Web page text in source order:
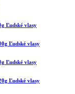
Ľudské vlasy
Ľudské vlasy
Ľudské vlasy
Ľudské vlasy